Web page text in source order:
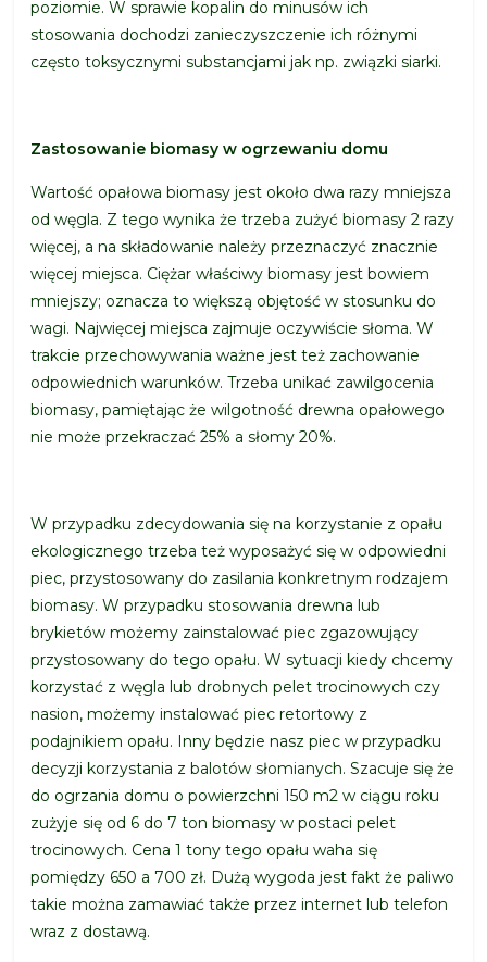
poziomie. W sprawie kopalin do minusów ich
stosowania dochodzi zanieczyszczenie ich różnymi
często toksycznymi substancjami jak np. związki siarki.
Zastosowanie biomasy w ogrzewaniu domu
Wartość opałowa biomasy jest około dwa razy mniejsza
od węgla. Z tego wynika że trzeba zużyć biomasy 2 razy
więcej, a na składowanie należy przeznaczyć znacznie
więcej miejsca. Ciężar właściwy biomasy jest bowiem
mniejszy; oznacza to większą objętość w stosunku do
wagi. Najwięcej miejsca zajmuje oczywiście słoma. W
trakcie przechowywania ważne jest też zachowanie
odpowiednich warunków. Trzeba unikać zawilgocenia
biomasy, pamiętając że wilgotność drewna opałowego
nie może przekraczać 25% a słomy 20%.
W przypadku zdecydowania się na korzystanie z opału
ekologicznego trzeba też wyposażyć się w odpowiedni
piec, przystosowany do zasilania konkretnym rodzajem
biomasy. W przypadku stosowania drewna lub
brykietów możemy zainstalować piec zgazowujący
przystosowany do tego opału. W sytuacji kiedy chcemy
korzystać z węgla lub drobnych pelet trocinowych czy
nasion, możemy instalować piec retortowy z
podajnikiem opału. Inny będzie nasz piec w przypadku
decyzji korzystania z balotów słomianych. Szacuje się że
do ogrzania domu o powierzchni 150 m2 w ciągu roku
zużyje się od 6 do 7 ton biomasy w postaci pelet
trocinowych. Cena 1 tony tego opału waha się
pomiędzy 650 a 700 zł. Dużą wygoda jest fakt że paliwo
takie można zamawiać także przez internet lub telefon
wraz z dostawą.